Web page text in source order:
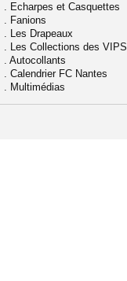
. Echarpes et Casquettes
. Fanions
. Les Drapeaux
. Les Collections des VIPS
. Autocollants
. Calendrier FC Nantes
. Multimédias